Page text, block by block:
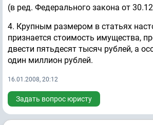
(в ред. Федерального закона от
4. Крупным размером в статьях
признается стоимость имущества,
двести пятьдесят тысяч рублей, а
один миллион рублей.
16.01.2008, 20:12
Задать вопрос юристу